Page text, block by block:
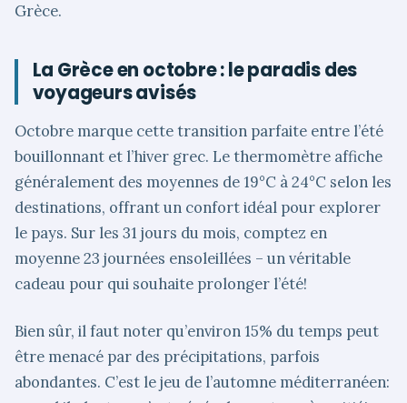
Grèce.
La Grèce en octobre : le paradis des
voyageurs avisés
Octobre marque cette transition parfaite entre l’été
bouillonnant et l’hiver grec. Le thermomètre affiche
généralement des moyennes de 19°C à 24°C selon les
destinations, offrant un confort idéal pour explorer
le pays. Sur les 31 jours du mois, comptez en
moyenne 23 journées ensoleillées – un véritable
cadeau pour qui souhaite prolonger l’été!
Bien sûr, il faut noter qu’environ 15% du temps peut
être menacé par des précipitations, parfois
abondantes. C’est le jeu de l’automne méditerranéen: